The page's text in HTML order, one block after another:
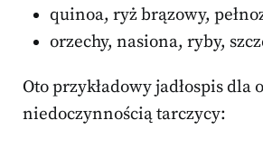
quinoa, ryż brązowy,
orzechy, nasiona, ryby,
Oto przykładowy jadłospis dla
niedoczynnością tarczycy: